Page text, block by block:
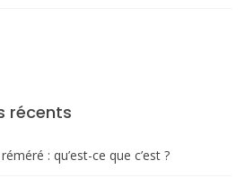
récents
: qu’est-ce que c’est ?